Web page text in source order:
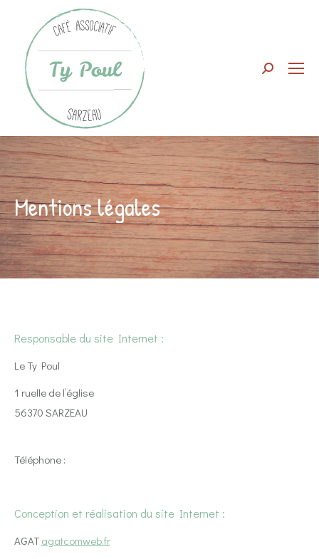
Search:
Mentions légales
Responsable du site Internet :
Le Ty Poul
1 ruelle de l’église
56370 SARZEAU
Téléphone :
Conception et réalisation du site Internet :
AGAT agatcomweb.fr